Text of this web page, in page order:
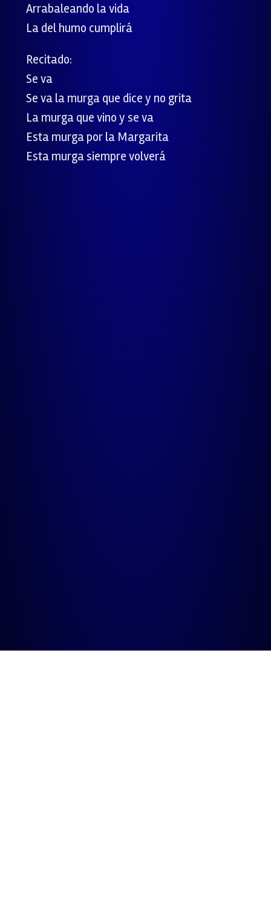
Arrabaleando la vida
La del humo cumplirá
Recitado:
Se va
Se va la murga que dice y no grita
La murga que vino y se va
Esta murga por la Margarita
Esta murga siempre volverá